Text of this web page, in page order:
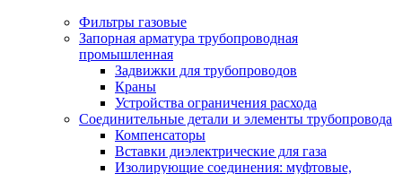
Фильтры газовые
Запорная арматура трубопроводная
промышленная
Задвижки для трубопроводов
Краны
Устройства ограничения расхода
Соединительные детали и элементы трубопровода
Компенсаторы
Вставки диэлектрические для газа
Изолирующие соединения: муфтовые,